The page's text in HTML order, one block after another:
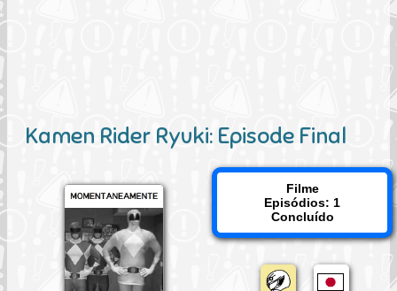
Kamen Rider Ryuki: Episode Final
Filme
Episódios: 1
Concluído